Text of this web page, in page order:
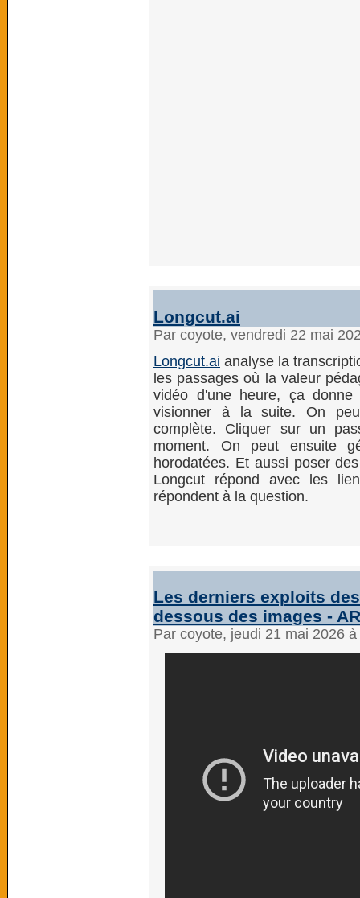
Longcut.ai
Par coyote, vendredi 22 mai
Longcut.ai analyse la
les passages où la valeur
vidéo d'une heure, ça
visionner à la suite. On
complète. Cliquer sur un
moment. On peut ensuite
horodatées. Et aussi poser
Longcut répond avec les
répondent à la question.
Les derniers exploits
dessous des images -
Par coyote, jeudi 21 mai 2026